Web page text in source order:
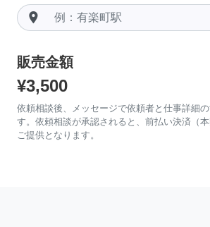
room
販売金額
¥3,500
依頼相談後、メッセージで依頼者と仕事詳細
す。依頼相談が承認されると、前払い決済（
ご提供となります。